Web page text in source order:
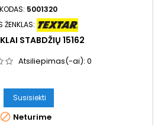
KODAS: 5001320
ŽENKLAS:
STABDŽIŲ 15162
Atsiliepimas(-ai): 0
Susisiekti
 Neturime